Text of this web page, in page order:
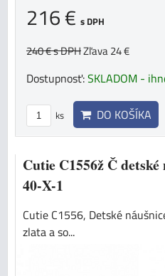
216 € s DPH
240 €s DPHZľava 24 €
Dostupnosť:SKLADOM -
ks DO KOŠÍKA
Cutie C1556ž Č
40-X-1
Cutie C1556, Detské
zlata a so...